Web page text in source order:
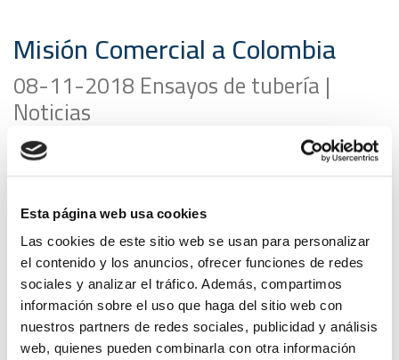
Esta página web usa cookies
Las cookies de este sitio web se usan para personalizar
el contenido y los anuncios, ofrecer funciones de redes
sociales y analizar el tráfico. Además, compartimos
información sobre el uso que haga del sitio web con
nuestros partners de redes sociales, publicidad y análisis
web, quienes pueden combinarla con otra información
Misión Comercial a Colombia
08-11-2018 Ensayos de tubería |
Noticias
CEISLAB
viajará a Bogotá (Colombia) como integrante
de la misión comercial queAnaip(Asociación Española
próximos 12 y 16 de Noviembre.
Anaip con la colaboración de la Oficina Comercial de
España en Bogotá yACOPLASTICOS (Asociación
Colombiana de Plasticos) y la cofinanciación deICEX
España Exportación e Inversiones, liderará esta misión
comercial para potenciar la presencia de las empresas